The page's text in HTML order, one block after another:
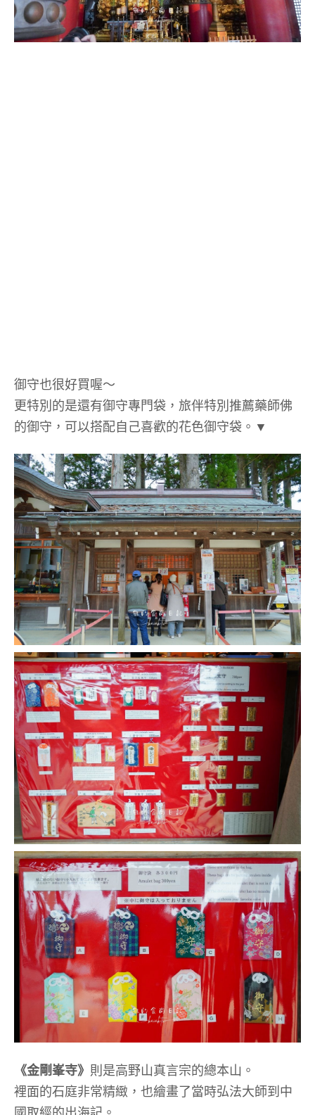
御守也很好買喔～
更特別的是還有御守專門袋，旅伴特別推薦藥師佛
的御守，可以搭配自己喜歡的花色御守袋。▼
《金剛峯寺》 則是高野山真言宗的總本山。
裡面的石庭非常精緻，也繪畫了當時弘法大師到中